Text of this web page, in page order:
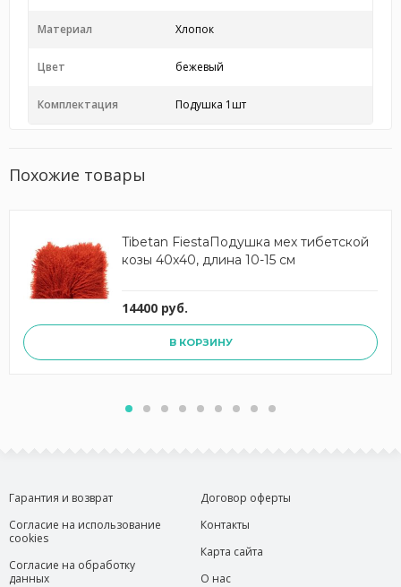
Материал Хлопок
Цвет бежевый
Комплектация Подушка 1шт
Похожие товары
Tibetan FiestaПодушка мех тибетской
козы 40x40, длина 10-15 см
14400 руб.
В КОРЗИНУ
Гарантия и возврат
Согласие на использование
cookies
Согласие на обработку
данных
Договор оферты
Контакты
Карта сайта
О нас